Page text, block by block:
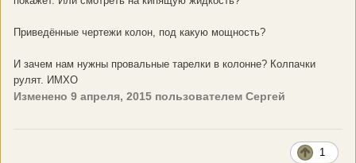
Приведённые чертежи колон, под какую мощность?
И зачем нам нужны провальные тарелки в колонне? Колпачки
рулят. ИМХО
Изменено 9 апреля, 2015 пользователем Сергей
1